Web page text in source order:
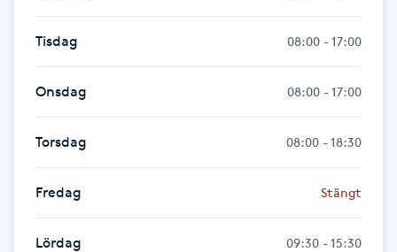
Fransförlängning Volym
Fransk manikyr
Tisdag 08:00 - 17:00
Onsdag 08:00 - 17:00
Torsdag 08:00 - 18:30
Fredag Stängt
Lördag 09:30 - 15:30